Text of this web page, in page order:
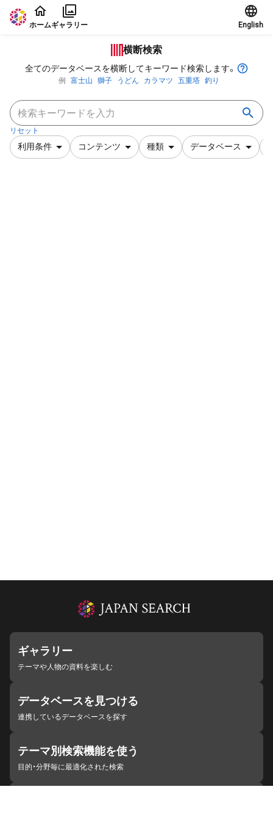
本文に飛ぶ
ホームギャラリー English
横断検索
全てのデータベースを横断してキーワード検索します。
例 富士山 獅子 うどん カラマツ 五重塔 釣り
リセット
利用条件 コンテンツ 種類 データベース
ギャラリー
テーマや人物の資料を楽しむ
データベースを見つける
連携しているデータベースを探す
テーマ別検索機能を使う
目的・分野毎に最適化された検索